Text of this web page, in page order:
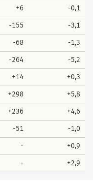
+6 -0,1
-155 -3,1
-68 -1,3
-264 -5,2
+14 +0,3
+298 +5,8
+236 +4,6
-51 -1,0
- +0,9
- +2,9